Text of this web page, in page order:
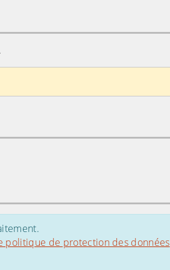
politique de protection des données